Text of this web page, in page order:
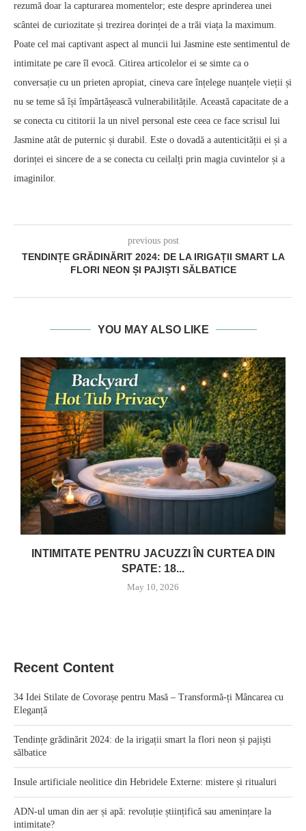
rezumă doar la capturarea momentelor; este despre aprinderea unei
scântei de curiozitate și trezirea dorinței de a trăi viața la maximum.
Poate cel mai captivant aspect al muncii lui Jasmine este sentimentul de
intimitate pe care îl evocă. Citirea articolelor ei se simte ca o
conversație cu un prieten apropiat, cineva care înțelege nuanțele vieții și
nu se teme să își împărtășească vulnerabilitățile. Această capacitate de a
se conecta cu cititorii la un nivel personal este ceea ce face scrisul lui
Jasmine atât de puternic și durabil. Este o dovadă a autenticității ei și a
dorinței ei sincere de a se conecta cu ceilalți prin magia cuvintelor și a
imaginilor.
previous post
TENDINȚE GRĂDINĂRIT 2024: DE LA IRIGAȚII SMART LA
FLORI NEON ȘI PAJIȘTI SĂLBATICE
YOU MAY ALSO LIKE
INTIMITATE PENTRU JACUZZI ÎN CURTEA DIN
SPATE: 18...
May 10, 2026
Recent Content
34 Idei Stilate de Covorașe pentru Masă – Transformă-ți Mâncarea cu
Eleganță
Tendințe grădinărit 2024: de la irigații smart la flori neon și pajiști
sălbatice
Insule artificiale neolitice din Hebridele Externe: mistere și ritualuri
ADN-ul uman din aer și apă: revoluție științifică sau amenințare la
intimitate?